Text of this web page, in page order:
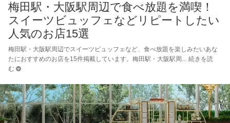
梅田駅・大阪駅周辺で食べ放題を満喫！
スイーツビュッフェなどリピートしたい
人気のお店15選
梅田駅・大阪駅周辺でスイーツビュッフェなど、食べ放題を楽しみたいあな
たにおすすめのお店を15件掲載しています。梅田駅・大阪駅周
続きを読
む